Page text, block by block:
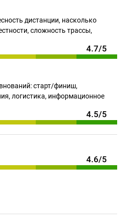
дистанции, насколько
сложность трассы,
4.7/5
старт/финиш,
логистика, информационное
4.5/5
4.6/5